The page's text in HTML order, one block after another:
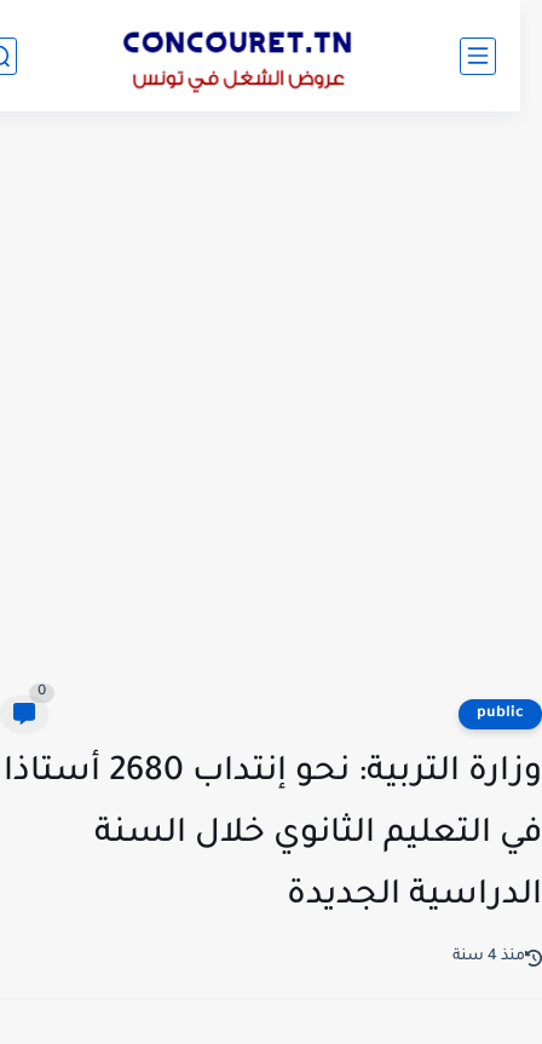
وزارة التربية: نحو إنتداب 2680 أستاذا
التعليم الثانوي خلال السنة
الجديدة
4 سنة